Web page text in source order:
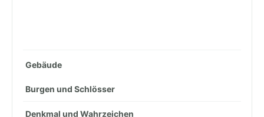
Gebäude
Burgen und Schlösser
Denkmal und Wahrzeichen